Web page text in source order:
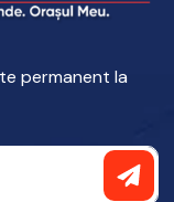
permanent la